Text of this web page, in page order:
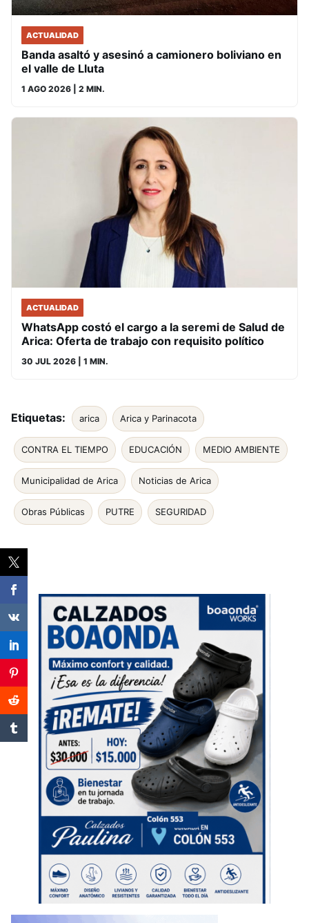
ACTUALIDAD
Banda asaltó y asesinó a camionero boliviano en
el valle de Lluta
1 AGO 2026 | 2 MIN.
ACTUALIDAD
WhatsApp costó el cargo a la seremi de Salud de
Arica: Oferta de trabajo con requisito político
30 JUL 2026 | 1 MIN.
Etiquetas: arica Arica y Parinacota
CONTRA EL TIEMPO EDUCACIÓN MEDIO AMBIENTE
Municipalidad de Arica Noticias de Arica
Obras Públicas PUTRE SEGURIDAD